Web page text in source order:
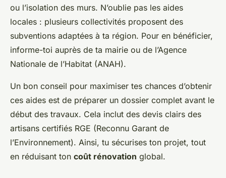
ou l’isolation des murs. N’oublie pas les aides
locales : plusieurs collectivités proposent des
subventions adaptées à ta région. Pour en bénéficier,
informe-toi auprès de ta mairie ou de l’Agence
Nationale de l’Habitat (ANAH).
Un bon conseil pour maximiser tes chances d’obtenir
ces aides est de préparer un dossier complet avant le
début des travaux. Cela inclut des devis clairs des
artisans certifiés RGE (Reconnu Garant de
l’Environnement). Ainsi, tu sécurises ton projet, tout
en réduisant ton coût rénovation global.